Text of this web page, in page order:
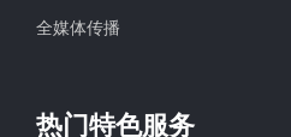
全媒体传播
热门特色服务